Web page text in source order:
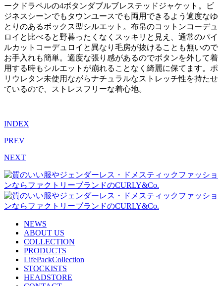
ークドラペルの4ボタンダブルブレステッドジャケット。ビ
ジネスシーンでもタウンユースでも両用できるよう適度なゆ
とりのあるボックス型シルエット。布帛のコットンコーデュ
ロイと比べると野暮ったくなくスッキリと見え、通常のパイ
ルカットコーデュロイと異なり毛房が抜けることも無いので
お手入れも簡単。適度な張り感があるのでボタンを外して着
用する時もシルエットが崩れることなく綺麗に保てます。ポ
リウレタン未使用ながらナチュラルなストレッチ性を持たせ
ているので、ストレスフリーな着心地。
INDEX
PREV
NEXT
NEWS
ABOUT US
COLLECTION
PRODUCTS
LifePackCollection
STOCKISTS
HEADSTORE